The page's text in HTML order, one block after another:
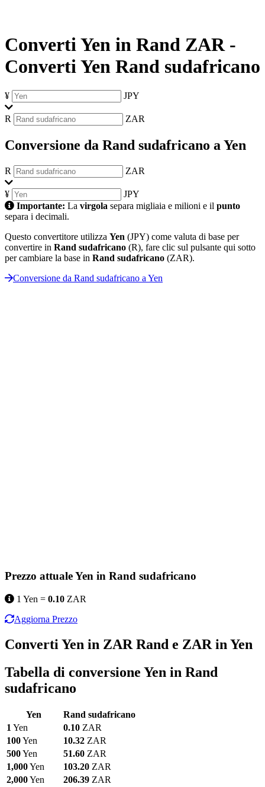
Converti Yen in Rand ZAR -
Converti Yen Rand sudafricano
¥ JPY
R ZAR
Conversione da Rand sudafricano a Yen
R ZAR
¥
JPY
Importante: La virgola separa migliaia e milioni e il punto
separa i decimali.
Questo convertitore utilizza Yen (JPY) come valuta di base per
convertire in Rand sudafricano (R), fare clic sul pulsante qui sotto
per cambiare la base in Rand sudafricano (ZAR).
Conversione da Rand sudafricano a Yen
Prezzo attuale Yen in Rand sudafricano
1 Yen = 0.10 ZAR
Aggiorna Prezzo
Converti Yen in ZAR Rand e ZAR in Yen
Tabella di conversione Yen in Rand
sudafricano
Yen
Rand sudafricano
1Yen 0.10 ZAR
100Yen 10.32 ZAR
500Yen 51.60 ZAR
1,000Yen 103.20 ZAR
2,000Yen 206.39 ZAR